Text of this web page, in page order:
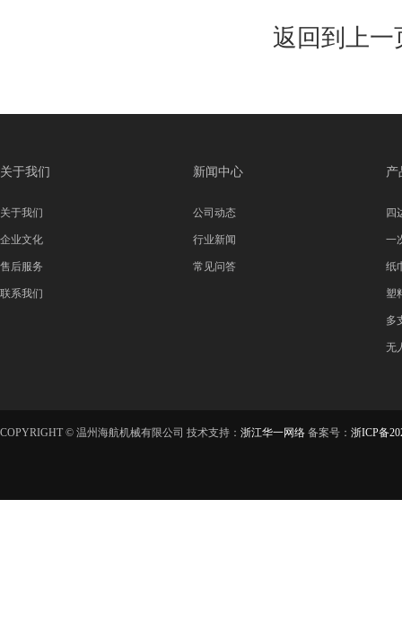
返回到上一
关于我们
关于我们
企业文化
售后服务
联系我们
新闻中心
公司动态
行业新闻
常见问答
产
四
一
纸
塑
多
无
COPYRIGHT © 温州海航机械有限公司 技术支持： 浙江华一网络 备案号： 浙ICP备